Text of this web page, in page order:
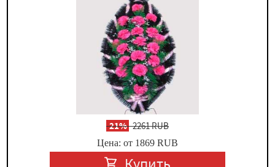
-21%2261 RUB
Цена: от 1869 RUB